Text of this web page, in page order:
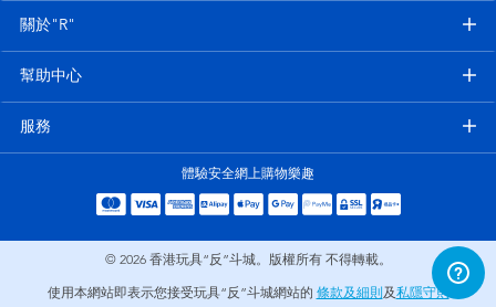
關於"R"
幫助中心
服務
體驗安全網上購物樂趣
© 2026 香港玩具“反”斗城。版權所有 不得轉載。
使用本網站即表示您接受玩具“反”斗城網站的 條款及細則 及私隱守則